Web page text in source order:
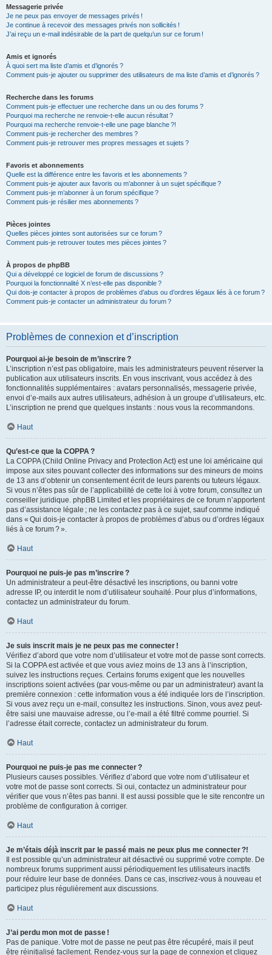
Messagerie privée
Je ne peux pas envoyer de messages privés !
Je continue à recevoir des messages privés non sollicités !
J’ai reçu un e-mail indésirable de la part de quelqu’un sur ce forum !
Amis et ignorés
À quoi sert ma liste d’amis et d’ignorés ?
Comment puis-je ajouter ou supprimer des utilisateurs de ma liste d’amis et d’ignorés ?
Recherche dans les forums
Comment puis-je effectuer une recherche dans un ou des forums ?
Pourquoi ma recherche ne renvoie-t-elle aucun résultat ?
Pourquoi ma recherche renvoie-t-elle une page blanche ?!
Comment puis-je rechercher des membres ?
Comment puis-je retrouver mes propres messages et sujets ?
Favoris et abonnements
Quelle est la différence entre les favoris et les abonnements ?
Comment puis-je ajouter aux favoris ou m’abonner à un sujet spécifique ?
Comment puis-je m’abonner à un forum spécifique ?
Comment puis-je résilier mes abonnements ?
Pièces jointes
Quelles pièces jointes sont autorisées sur ce forum ?
Comment puis-je retrouver toutes mes pièces jointes ?
À propos de phpBB
Qui a développé ce logiciel de forum de discussions ?
Pourquoi la fonctionnalité X n’est-elle pas disponible ?
Qui dois-je contacter à propos de problèmes d’abus ou d’ordres légaux liés à ce forum ?
Comment puis-je contacter un administrateur du forum ?
Problèmes de connexion et d’inscription
Pourquoi ai-je besoin de m’inscrire ?
L’inscription n’est pas obligatoire, mais les administrateurs peuvent réserver la
publication aux utilisateurs inscrits. En vous inscrivant, vous accédez à des
fonctionnalités supplémentaires : avatars personnalisés, messagerie privée,
envoi d’e-mails aux autres utilisateurs, adhésion à un groupe d’utilisateurs, etc.
L’inscription ne prend que quelques instants : nous vous la recommandons.
Haut
Qu’est-ce que la COPPA ?
La COPPA (Child Online Privacy and Protection Act) est une loi américaine qui
impose aux sites pouvant collecter des informations sur des mineurs de moins
de 13 ans d’obtenir un consentement écrit de leurs parents ou tuteurs légaux.
Si vous n’êtes pas sûr de l’applicabilité de cette loi à votre forum, consultez un
conseiller juridique. phpBB Limited et les propriétaires de ce forum n’apportent
pas d’assistance légale ; ne les contactez pas à ce sujet, sauf comme indiqué
dans « Qui dois-je contacter à propos de problèmes d’abus ou d’ordres légaux
liés à ce forum ? ».
Haut
Pourquoi ne puis-je pas m’inscrire ?
Un administrateur a peut-être désactivé les inscriptions, ou banni votre
adresse IP, ou interdit le nom d’utilisateur souhaité. Pour plus d’informations,
contactez un administrateur du forum.
Haut
Je suis inscrit mais je ne peux pas me connecter !
Vérifiez d’abord que votre nom d’utilisateur et votre mot de passe sont corrects.
Si la COPPA est activée et que vous aviez moins de 13 ans à l’inscription,
suivez les instructions reçues. Certains forums exigent que les nouvelles
inscriptions soient activées (par vous-même ou par un administrateur) avant la
première connexion : cette information vous a été indiquée lors de l’inscription.
Si vous avez reçu un e-mail, consultez les instructions. Sinon, vous avez peut-
être saisi une mauvaise adresse, ou l’e-mail a été filtré comme pourriel. Si
l’adresse était correcte, contactez un administrateur du forum.
Haut
Pourquoi ne puis-je pas me connecter ?
Plusieurs causes possibles. Vérifiez d’abord que votre nom d’utilisateur et
votre mot de passe sont corrects. Si oui, contactez un administrateur pour
vérifier que vous n’êtes pas banni. Il est aussi possible que le site rencontre un
problème de configuration à corriger.
Haut
Je m’étais déjà inscrit par le passé mais ne peux plus me connecter ?!
Il est possible qu’un administrateur ait désactivé ou supprimé votre compte. De
nombreux forums suppriment aussi périodiquement les utilisateurs inactifs
pour réduire leur base de données. Dans ce cas, inscrivez-vous à nouveau et
participez plus régulièrement aux discussions.
Haut
J’ai perdu mon mot de passe !
Pas de panique. Votre mot de passe ne peut pas être récupéré, mais il peut
être réinitialisé facilement. Rendez-vous sur la page de connexion et cliquez